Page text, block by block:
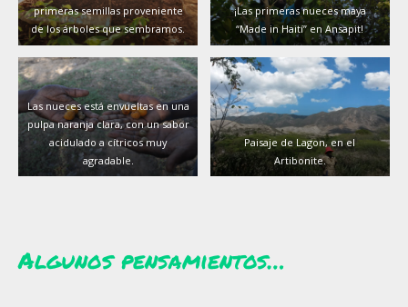
primeras semillas proveniente
de los árboles que sembramos.
¡Las primeras nueces maya
“Made in Haití” en Ansapit!
Las nueces está envueltas en una
pulpa naranja clara, con un sabor
acidulado a cítricos muy
agradable.
Paisaje de Lagon, en el
Artibonite.
Algunos pensamientos…